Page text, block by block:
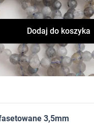
Dodaj do koszyka
3,5mm